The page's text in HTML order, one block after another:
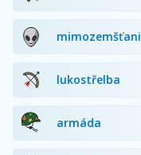
mimozemšťani
lukostřelba
armáda